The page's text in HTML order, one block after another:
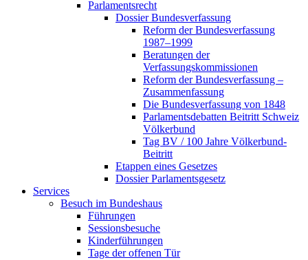
Parlamentsrecht
Dossier Bundesverfassung
Reform der Bundesverfassung
1987–1999
Beratungen der
Verfassungskommissionen
Reform der Bundesverfassung –
Zusammenfassung
Die Bundesverfassung von 1848
Parlamentsdebatten Beitritt Schweiz
Völkerbund
Tag BV / 100 Jahre Völkerbund-
Beitritt
Etappen eines Gesetzes
Dossier Parlamentsgesetz
Services
Besuch im Bundeshaus
Führungen
Sessionsbesuche
Kinderführungen
Tage der offenen Tür